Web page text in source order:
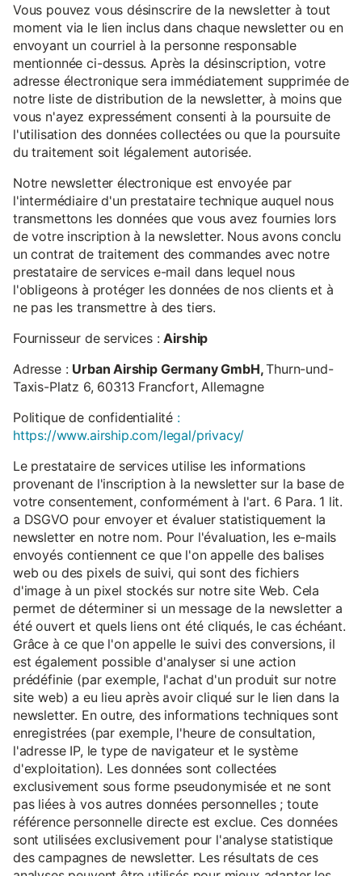
Vous pouvez vous désinscrire de la newsletter à tout
moment via le lien inclus dans chaque newsletter ou en
envoyant un courriel à la personne responsable
mentionnée ci-dessus. Après la désinscription, votre
adresse électronique sera immédiatement supprimée de
notre liste de distribution de la newsletter, à moins que
vous n'ayez expressément consenti à la poursuite de
l'utilisation des données collectées ou que la poursuite
du traitement soit légalement autorisée.
Notre newsletter électronique est envoyée par
l'intermédiaire d'un prestataire technique auquel nous
transmettons les données que vous avez fournies lors
de votre inscription à la newsletter. Nous avons conclu
un contrat de traitement des commandes avec notre
prestataire de services e-mail dans lequel nous
l'obligeons à protéger les données de nos clients et à
ne pas les transmettre à des tiers.
Fournisseur de services :Airship
Adresse : Urban Airship Germany GmbH,Thurn-und-
Taxis-Platz 6, 60313 Francfort, Allemagne
Politique de confidentialité :
https://www.airship.com/legal/privacy/
Le prestataire de services utilise les informations
provenant de l'inscription à la newsletter sur la base de
votre consentement, conformément à l'art. 6 Para. 1 lit.
a DSGVO pour envoyer et évaluer statistiquement la
newsletter en notre nom. Pour l'évaluation, les e-mails
envoyés contiennent ce que l'on appelle des balises
web ou des pixels de suivi, qui sont des fichiers
d'image à un pixel stockés sur notre site Web. Cela
permet de déterminer si un message de la newsletter a
été ouvert et quels liens ont été cliqués, le cas échéant.
Grâce à ce que l'on appelle le suivi des conversions, il
est également possible d'analyser si une action
prédéfinie (par exemple, l'achat d'un produit sur notre
site web) a eu lieu après avoir cliqué sur le lien dans la
newsletter. En outre, des informations techniques sont
enregistrées (par exemple, l'heure de consultation,
l'adresse IP, le type de navigateur et le système
d'exploitation). Les données sont collectées
exclusivement sous forme pseudonymisée et ne sont
pas liées à vos autres données personnelles ; toute
référence personnelle directe est exclue. Ces données
sont utilisées exclusivement pour l'analyse statistique
des campagnes de newsletter. Les résultats de ces